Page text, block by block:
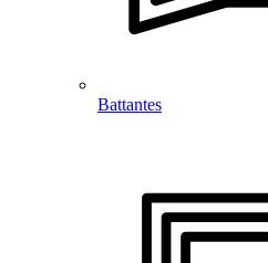
Battantes